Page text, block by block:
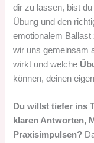
dir zu lassen, bist
Übung und den
emotionalem
wir uns gemeinsam
wirkt und welche
können, deinen
Du willst tiefer ins
klaren Antworten,
Praxisimpulsen?